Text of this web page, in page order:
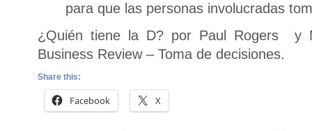
para que las personas involucradas
¿Quién tiene la D? por Paul Rogers y
Business Review – Toma de decisiones.
Share this:
Facebook X